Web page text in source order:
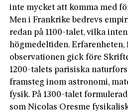
inte mycket att komma med
Men i Frankrike bedrevs
redan på 1100-talet, vilka
högmedeltiden. Erfarenheten,
observationen gick före
1200-talets parisiska
framsteg inom astronomi,
fysik. På 1300-talet
som Nicolas Oresme